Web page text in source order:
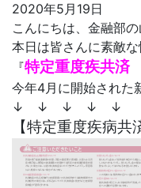
2020年5月19日
こんにちは、金融部の
本日は皆さんに素敵な
『特定重度疾共済
今年4月に開始された
↓ ↓ ↓ ↓ ↓
【特定重度疾病共